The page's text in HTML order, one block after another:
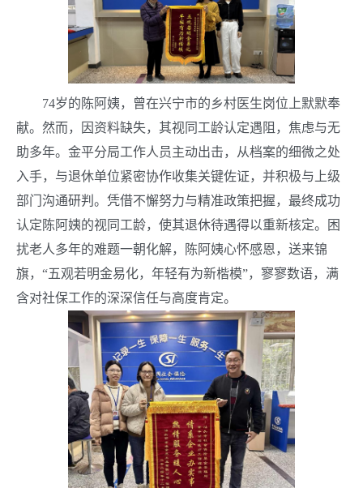
74岁的陈阿姨，曾在兴宁市的乡村医生岗位上默默奉
献。然而，因资料缺失，其视同工龄认定遇阻，焦虑与无
助多年。金平分局工作人员主动出击，从档案的细微之处
入手，与退休单位紧密协作收集关键佐证，并积极与上级
部门沟通研判。凭借不懈努力与精准政策把握，最终成功
认定陈阿姨的视同工龄，使其退休待遇得以重新核定。困
扰老人多年的难题一朝化解，陈阿姨心怀感恩，送来锦
旗，“五观若明金易化，年轻有为新楷模”，寥寥数语，满
含对社保工作的深深信任与高度肯定。